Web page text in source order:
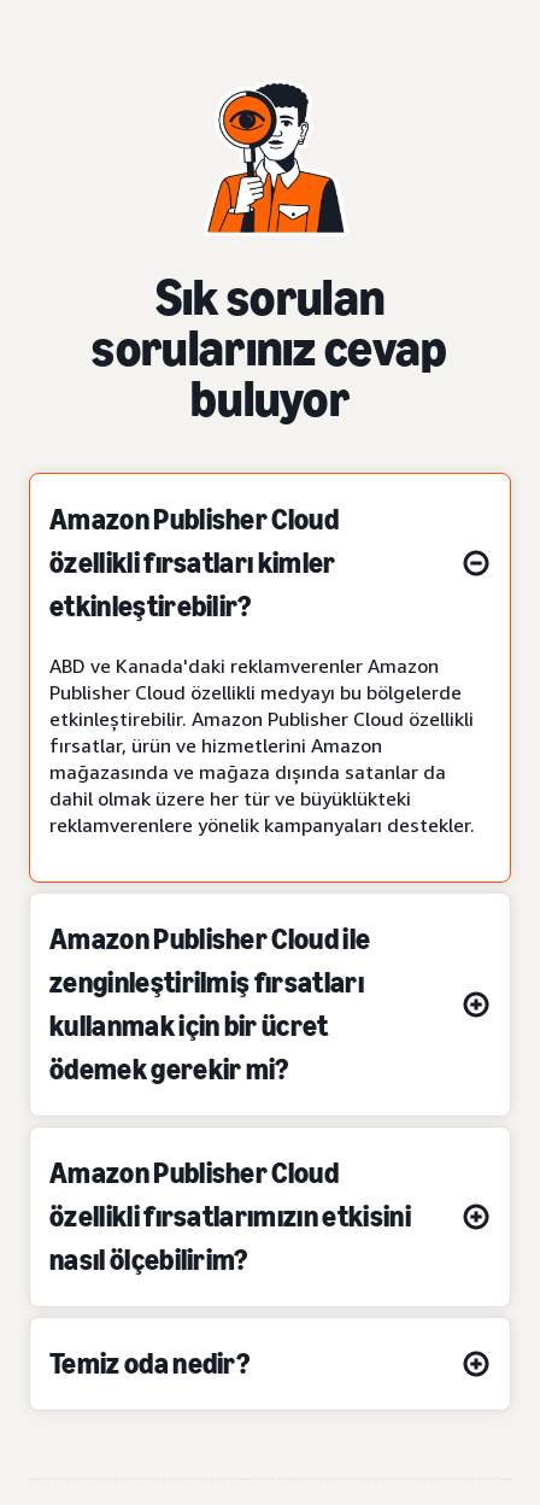
Sık sorulan
sorularınız cevap
buluyor
Amazon Publisher Cloud
özellikli fırsatları kimler
etkinleştirebilir?
ABD ve Kanada'daki reklamverenler Amazon
Publisher Cloud özellikli medyayı bu bölgelerde
etkinleştirebilir. Amazon Publisher Cloud özellikli
fırsatlar, ürün ve hizmetlerini Amazon
mağazasında ve mağaza dışında satanlar da
dahil olmak üzere her tür ve büyüklükteki
reklamverenlere yönelik kampanyaları destekler.
Amazon Publisher Cloud ile
zenginleştirilmiş fırsatları
kullanmak için bir ücret
ödemek gerekir mi?
Amazon Publisher Cloud
özellikli fırsatlarımızın etkisini
nasıl ölçebilirim?
Temiz oda nedir?